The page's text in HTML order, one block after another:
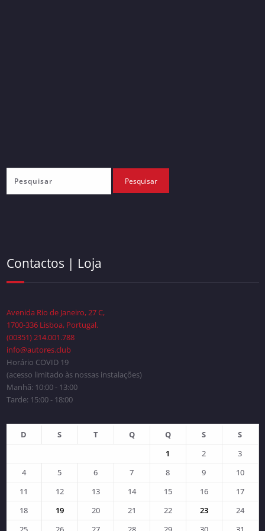
Contactos | Loja
Avenida Rio de Janeiro, 27 C,
1700-336 Lisboa, Portugal.
(00351) 214.001.788
info@autores.club
Horário COVID 19
(acesso limitado às nossas instalações)
Manhã: 10:00 - 13:00
Tarde: 15:00 - 18:00
D S T Q Q S
S
1
2
3
4
5 6 7 8 9
10
11
12 13 14 15 16
17
18
19 20 21 22 23
24